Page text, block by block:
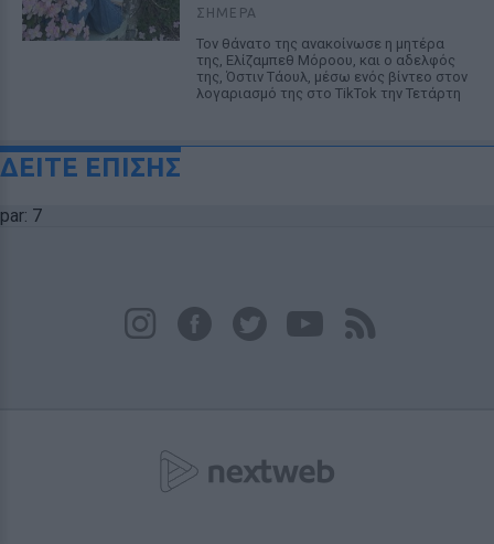
ΣΉΜΕΡΑ
Τον θάνατο της ανακοίνωσε η μητέρα
της, Ελίζαμπεθ Μόροου, και ο αδελφός
της, Όστιν Τάουλ, μέσω ενός βίντεο στον
λογαριασμό της στο TikTok την Τετάρτη
ΔΕΙΤΕ ΕΠΙΣΗΣ
par: 7